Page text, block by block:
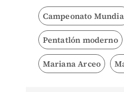
Campeonato
Pentatlón moderno
Mariana Arceo